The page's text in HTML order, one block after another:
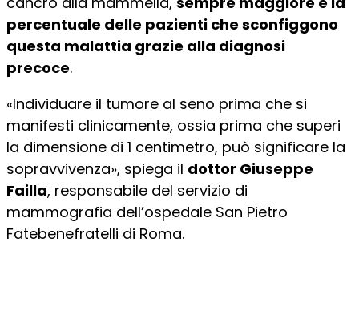
percentuale delle pazienti che sconfiggono
questa malattia grazie alla diagnosi
precoce.
«Individuare il tumore al seno prima che si
manifesti clinicamente, ossia prima che superi
la dimensione di 1 centimetro, può significare la
sopravvivenza», spiega il dottor Giuseppe
Failla, responsabile del servizio di
mammografia dell’ospedale San Pietro
Fatebenefratelli di Roma.